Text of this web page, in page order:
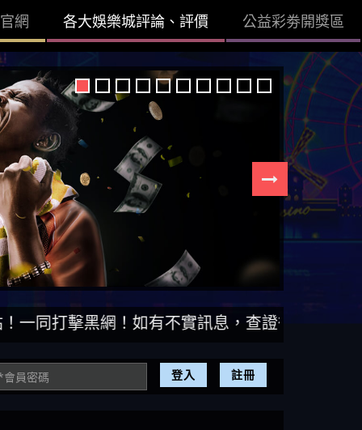
網 各大娛樂城評論、評價 公益彩劵開獎區
！如有不實訊息，查證後立即刪除。【DISS博
登入 註冊